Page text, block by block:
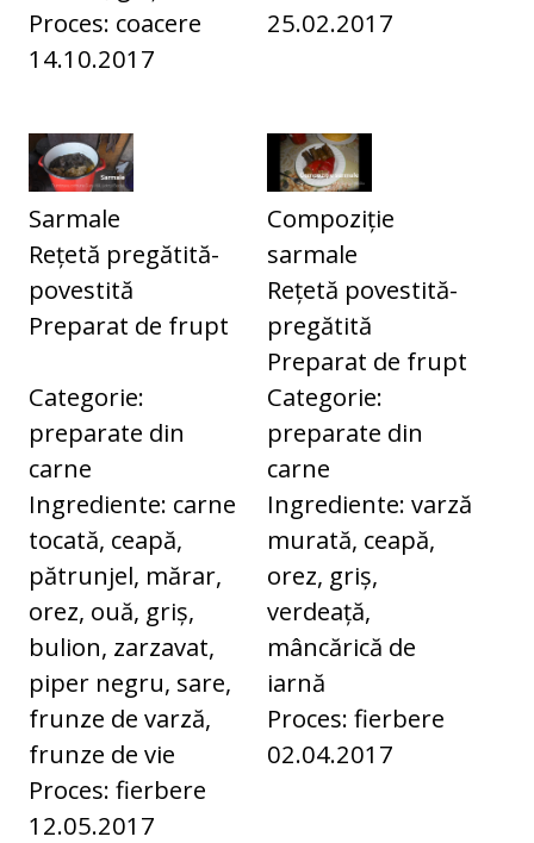
Proces: coacere
14.10.2017
25.02.2017
Sarmale
Rețetă pregătită-
povestită
Preparat de frupt
Categorie:
preparate din
carne
Ingrediente: carne
tocată, ceapă,
pătrunjel, mărar,
orez, ouă, griș,
bulion, zarzavat,
piper negru, sare,
frunze de varză,
frunze de vie
Proces: fierbere
12.05.2017
Compoziție
sarmale
Rețetă povestită-
pregătită
Preparat de frupt
Categorie:
preparate din
carne
Ingrediente: varză
murată, ceapă,
orez, griș,
verdeață,
mâncărică de
iarnă
Proces: fierbere
02.04.2017